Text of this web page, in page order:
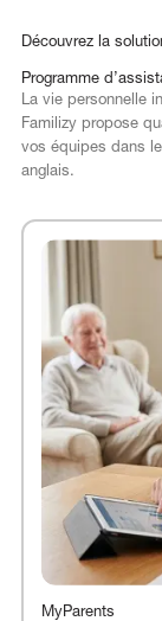
Découvrez la
Programme
La vie personnelle
Familizy propose
vos équipes dans
anglais.
MyParents